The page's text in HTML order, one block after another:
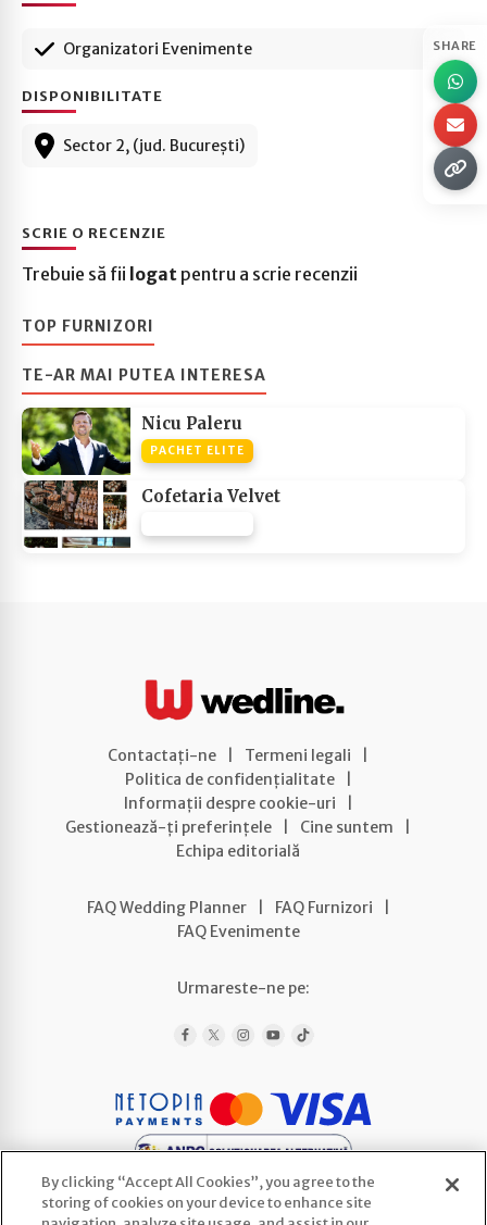
SHARE
Organizatori Evenimente
DISPONIBILITATE
Sector 2, (jud. București)
SCRIE O RECENZIE
Trebuie să fii logat pentru a scrie recenzii
TOP FURNIZORI
TE-AR MAI PUTEA INTERESA
Nicu Paleru
PACHET ELITE
Cofetaria Velvet
Contactați-ne Termeni legali
Politica de confidențialitate
Informații despre cookie-uri
Gestionează-ți preferințele
Cine suntem
Echipa editorială
FAQ Wedding Planner FAQ Furnizori
FAQ Evenimente
Urmareste-ne pe:
By clicking “Accept All Cookies”, you agree to the
storing of cookies on your device to enhance site